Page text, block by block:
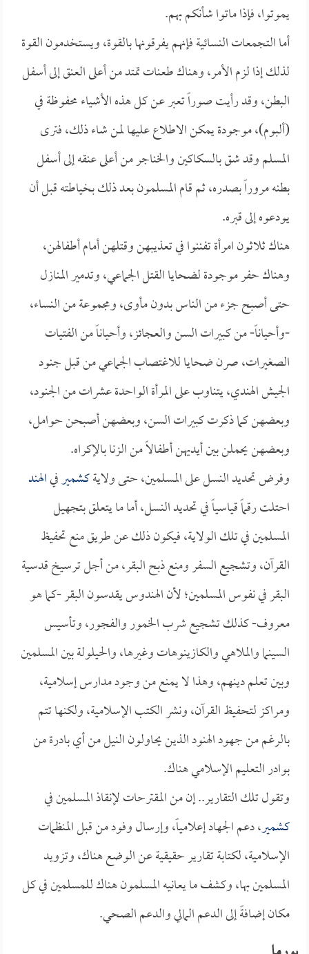
يموتوا، فإذا ماتوا شأنكم بهم.
أما التجمعات النسائية فإنهم يفرقونها بالقوة، ويستخدمون القوة
لذلك إذا لزم الأمر، وهناك طعنات تمتد من أعلى العنق إلى أسفل
البطن، وقد رأيت صوراً تعبر عن كل هذه الأشياء محفوظة في
(ألبوم)، موجودة يمكن الاطلاع عليها لمن شاء ذلك، فترى
المسلم وقد شق بالسكاكين والخناجر من أعلى عنقه إلى أسفل
بطنه مروراً بصدره، ثم قام المسلمون بعد ذلك بخياطته قبل أن
يودعوه إلى قبره.
هناك ثلاثون امرأة تفننوا في تعذيبهن وقتلهن أمام أطفالهن،
وهناك حفر موجودة لضحايا القتل الجماعي، وتدمير المنازل
حتى أصبح جزء من الناس بدون مأوى، ومجموعة من النساء،
-وأحياناً- من كبيرات السن والعجائز، وأحياناً من الفتيات
الصغيرات، صرن ضحايا للاغتصاب الجماعي من قبل جنود
الجيش الهندي، يتناوب على المرأة الواحدة عشرات من الجنود،
وبعضهن كما ذكرت كبيرات السن، وبعضهن أصبحن حوامل،
وبعضهن يحملن بين أيديهن أطفالاً من الزنا بالإكراه.
وفرض تحديد النسل على المسلمين، حتى ولايةكشميرفيالهند
احتلت رقماً قياسياً في تحديد النسل، أما ما يتعلق بتجهيل
المسلمين في تلك الولاية، فيكون ذلك عن طريق منع تحفيظ
القرآن، وتشجيع السفر ومنع ذبح البقر، من أجل ترسيخ قدسية
البقر في نفوس المسلمين؛ لأن الهندوس يقدسون البقر -كما هو
معروف- كذلك تشجيع شرب الخمور والفجور، وتأسيس
السينما والملاهي والكازينوهات وغيرها، والحيلولة بين المسلمين
وبين تعلم دينهم، وهذا لا يمنع من وجود مدارس إسلامية،
ومراكز لتحفيظ القرآن، ونشر الكتب الإسلامية، ولكنها تتم
بالرغم من جهود الهنود الذين يحاولون النيل من أي بادرة من
بوادر التعليم الإسلامي هناك.
وتقول تلك التقارير.. إن من المقترحات لإنقاذ المسلمين في
كشمير، دعم الجهاد إعلامياً، وإرسال وفود من قبل المنظمات
الإسلامية، لكتابة تقارير حقيقية عن الوضع هناك، وتزويد
المسلمين بها، وكشف ما يعانيه المسلمون هناك للمسلمين في كل
مكان إضافةً إلى الدعم المالي والدعم الصحي.